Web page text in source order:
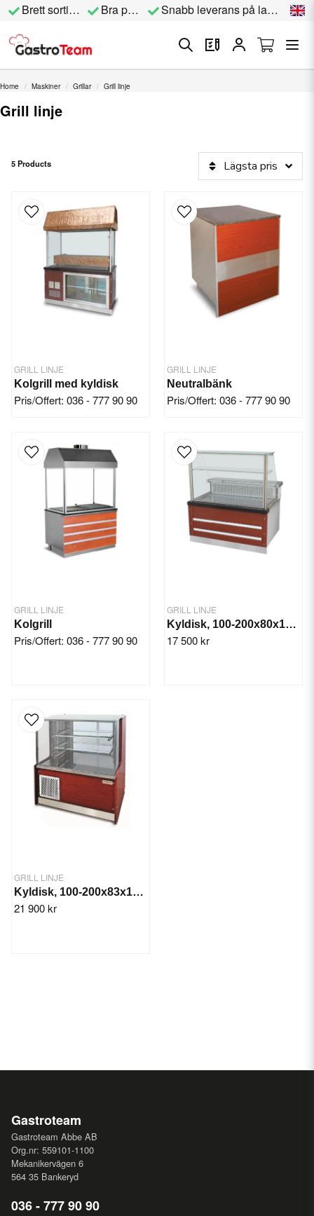
Brett sortiment Bra priser Snabb leverans på lagervara
Home Maskiner Grillar Grill linje
Grill linje
5 Products Lägsta pris
GRILL LINJE
Kolgrill med kyldisk
Pris/Offert: 036 - 777 90 90
GRILL LINJE
Neutralbänk
Pris/Offert: 036 - 777 90 90
GRILL LINJE
Kolgrill
Pris/Offert: 036 - 777 90 90
GRILL LINJE
Kyldisk, 100-200x80x135 cm
17 500 kr
GRILL LINJE
Kyldisk, 100-200x83x135 cm
21 900 kr
Gastroteam
Gastroteam Abbe AB
Org.nr: 559101-1100
Mekanikervägen 6
564 35 Bankeryd
036 - 777 90 90